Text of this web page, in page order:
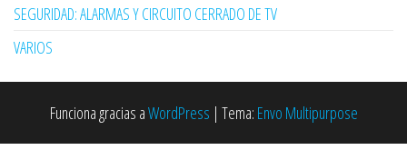
SEGURIDAD: ALARMAS Y CIRCUITO CERRADO DE TV
VARIOS
Funciona gracias aWordPress | Tema: Envo Multipurpose